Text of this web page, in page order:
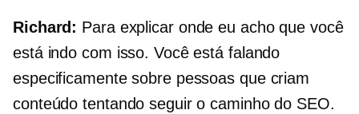
Richard: Para explicar onde eu acho que você
está indo com isso. Você está falando
especificamente sobre pessoas que criam
conteúdo tentando seguir o caminho do SEO.